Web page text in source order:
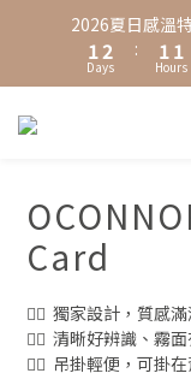
2026夏日感溫
2
1
0
3
2
1
Days
:
2
1
0
2
1
0
Hours
Card
👍🏻  獨家設計，質感
👍🏻  清晰好辨識、霧
👍🏻  吊掛輕便，可掛